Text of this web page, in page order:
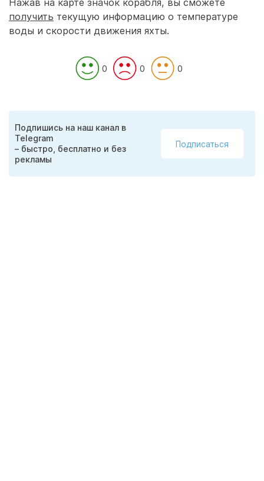
Нажав на карте значок корабля, вы сможете
получить текущую информацию о температуре
воды и скорости движения яхты.
0 0 0
Подпишись на наш канал в
Telegram
– быстро, бесплатно и без
рекламы
Подписаться